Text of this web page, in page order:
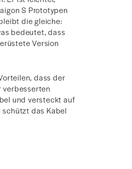
S Prototypen
die gleiche:
bedeutet, dass
Version
dass der
verbesserten
und versteckt auf
das Kabel